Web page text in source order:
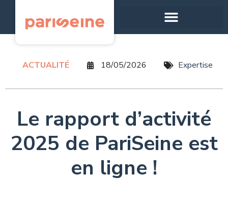
ACTUALITÉ 18/05/2026 Expertise
Le rapport d’activité
2025 de PariSeine est
en ligne !